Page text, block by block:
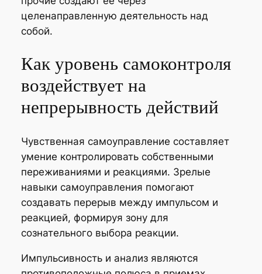
целенаправленную деятельность над
собой.
Как уровень самоконтроля
воздействует на
непрерывность действий
Чувственная самоуправление составляет
умение контролировать собственными
переживаниями и реакциями. Зрелые
навыки самоуправления помогают
создавать перерыв между импульсом и
реакцией, формируя зону для
сознательного выбора реакции.
Импульсивность и анализ являются